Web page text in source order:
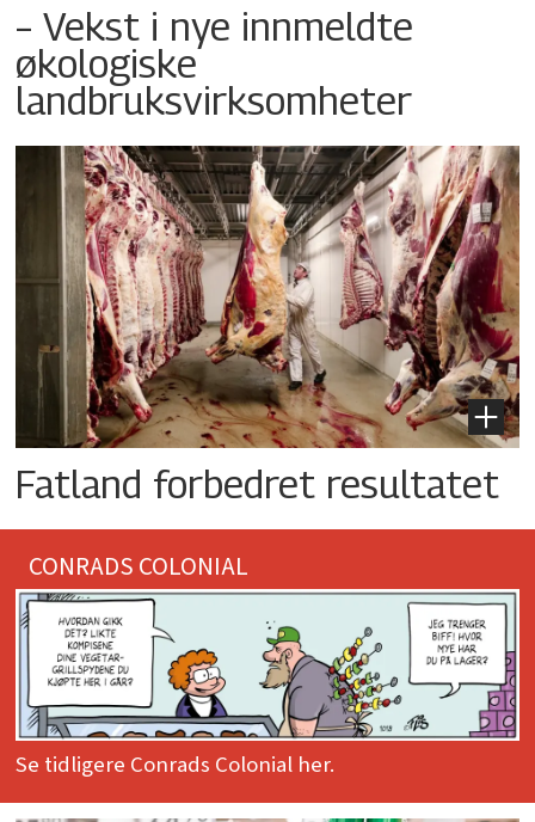
– Vekst i nye innmeldte
økologiske
landbruksvirksomheter
Fatland forbedret resultatet
CONRADS COLONIAL
Se tidligere Conrads Colonial her.